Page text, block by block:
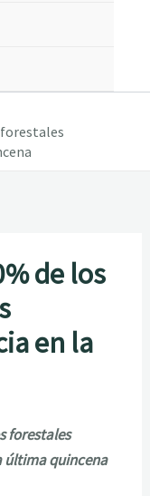
de los
en la
forestales
última quincena